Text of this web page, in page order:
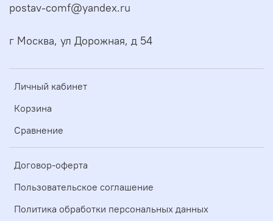
Личный кабинет
Корзина
Сравнение
Договор-оферта
Пользовательское соглашение
Политика обработки персональных данных
postav-comf@yandex.ru
г Москва, ул Дорожная, д 54